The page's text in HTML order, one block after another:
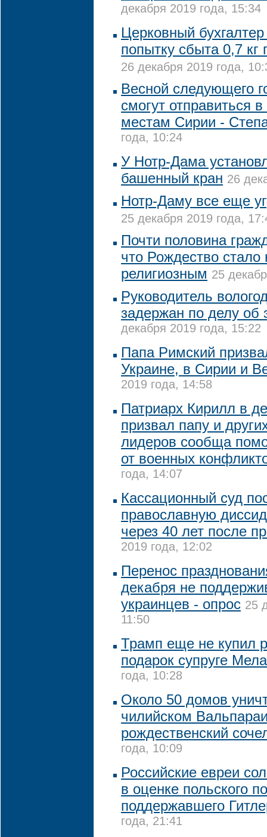
декабря 2019 года, 15:34
Церковный
попытку сбыта 0,7 кг
26 декабря 2019 года,
Весной следующего
смогут отправиться
местам Сирии -
года, 10:24
У Нотр-Дама
башенный кран 26
Нотр-Даму все еще
25 декабря 2019 года,
Почти половина
что Рождество стало
религиозным 25
Руководитель
задержан по делу об
декабря 2019 года, 15:22
Папа Римский
Украине, в Сирии и
2019 года, 14:58
Патриарх Кирилл в
призвал папу и
лидеров сообща
от военных
года, 14:07
Кассационный суд
православную
через 40 лет после
2019 года, 12:02
Перенос
декабря не
украинцев - опрос 25
11:50
Трамп еще не купил
подарок супруге
года, 10:28
Около 50 домов
чилийском
рождественский
года, 10:09
Российские евреи
в оценке польского
поддержавшего
года, 21:41